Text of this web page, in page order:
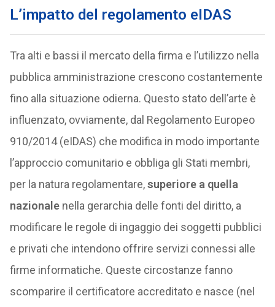
L’impatto del regolamento eIDAS
Tra alti e bassi il mercato della firma e l’utilizzo nella
pubblica amministrazione crescono costantemente
fino alla situazione odierna. Questo stato dell’arte è
influenzato, ovviamente, dal Regolamento Europeo
910/2014 (eIDAS) che modifica in modo importante
l’approccio comunitario e obbliga gli Stati membri,
per la natura regolamentare,superiore a quella
nazionalenella gerarchia delle fonti del diritto, a
modificare le regole di ingaggio dei soggetti pubblici
e privati che intendono offrire servizi connessi alle
firme informatiche. Queste circostanze fanno
scomparire il certificatore accreditato e nasce (nel